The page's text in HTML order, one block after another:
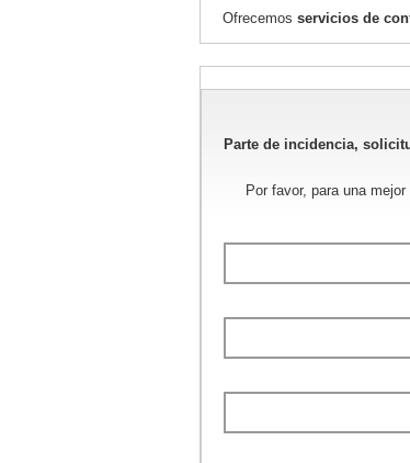
Ofrecemos servicios de
Parte de incidencia,
Por favor, para una